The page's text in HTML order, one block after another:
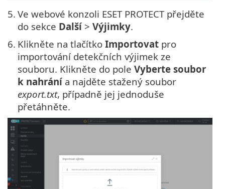
5. Ve webové konzoli ESET PROTECT přejděte
do sekce Další> Výjimky.
6. Klikněte na tlačítko Importovat pro
importování detekčních výjimek ze
souboru. Klikněte do pole Vyberte soubor
k nahránía najděte stažený soubor
export.txt, případně jej jednoduše
přetáhněte.